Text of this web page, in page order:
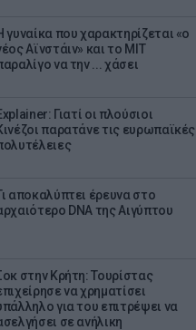
γυναίκα που χαρακτηρίζεται «ο
Αϊνστάιν» και το MIT
να την ... χάσει
Γιατί οι πλούσιοι
παρατάνε τις ευρωπαϊκές
αποκαλύπτει έρευνα στο
DNA της Αιγύπτου
στην Κρήτη: Τουρίστας
να χρηματίσει
για του επιτρέψει να
σε ανήλικη